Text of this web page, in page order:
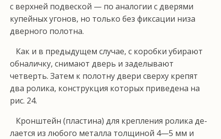
с верхней подвеской — по аналогии с дверями
купей­ных угонов, но только без фиксации низа
дверного полотна.
Как и в предыдущем случае, с коробки убирают
обналичку, снимают дверь и заделывают
четверть. За­тем к полотну двери сверху крепят
два ролика, конст­рукция которых приведена на
рис. 24.
Кронштейн (пластина) для крепления ролика де­
лается из любого металла толщиной 4—5 мм и